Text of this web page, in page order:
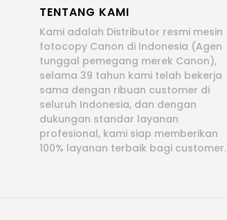
TENTANG KAMI
Kami adalah Distributor resmi mesin
fotocopy Canon di Indonesia (Agen
tunggal pemegang merek Canon),
selama 39 tahun kami telah bekerja
sama dengan ribuan customer di
seluruh Indonesia, dan dengan
dukungan standar layanan
profesional, kami siap memberikan
100% layanan terbaik bagi customer.